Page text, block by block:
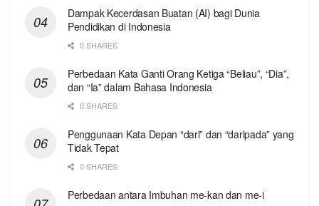
Dampak Kecerdasan Buatan (AI) bagi Dunia
Pendidikan di Indonesia
0 SHARES
Perbedaan Kata Ganti Orang Ketiga “Beliau”, “Dia”,
dan “Ia” dalam Bahasa Indonesia
0 SHARES
Penggunaan Kata Depan “dari” dan “daripada” yang
Tidak Tepat
0 SHARES
Perbedaan antara Imbuhan me-kan dan me-i